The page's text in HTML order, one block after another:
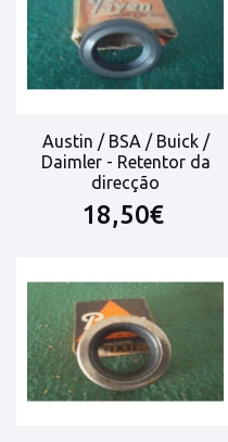
Austin / BSA / Buick /
Daimler - Retentor da
direcção
18,50€